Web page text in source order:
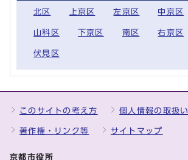
北区 上京区 左京区 中京区
山科区 下京区 南区 右京区
伏見区
このサイトの考え方 個人情報の取扱い
著作権・リンク等 サイトマップ
京都市役所